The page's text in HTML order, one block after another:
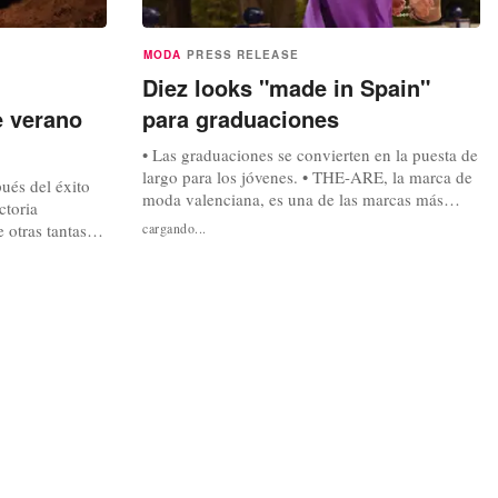
verano
del éxito
tantas
talentos como
MODA PRESS RELEASE
Diez looks "made in Spain"
para graduaciones
• Las graduaciones se convierten en la puesta de
largo para los jóvenes. • THE-ARE, la marca de
moda valenciana, es una de las marcas más
buscadas para este tipo de eventos. • Entre las
tendencias, colores atrevidos, vestidos largos y
cargando...